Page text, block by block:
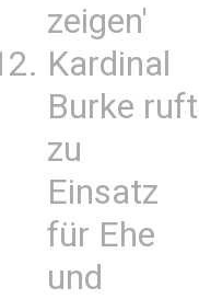
zeigen'
Kardinal
Burke ruft
zu
Einsatz
für Ehe
und